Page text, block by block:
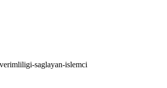
saglayan-islemci